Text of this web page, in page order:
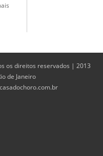
os direitos reservados | 2013
de Janeiro